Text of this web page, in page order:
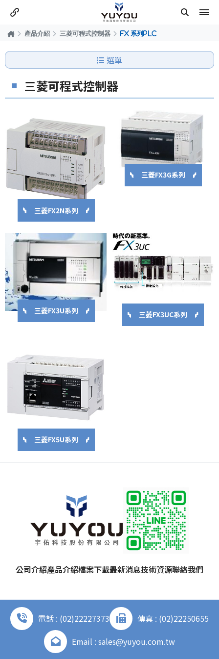
產品介紹 三菱可程式控制器 FX 系列PLC
選單
三菱可程式控制器
三菱FX2N系列
三菱FX3G系列
三菱FX3U系列 三菱FX3UC系列
三菱FX5U系列
公司介紹產品介紹檔案下載最新消息技術資源聯絡我們
電話 : (02)22227373
傳真 : (02)22250655
Email : sales@yuyou.com.tw